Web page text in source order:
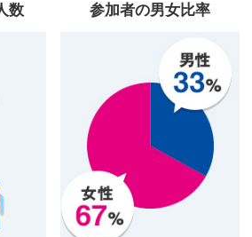
数 参加者の男女比率